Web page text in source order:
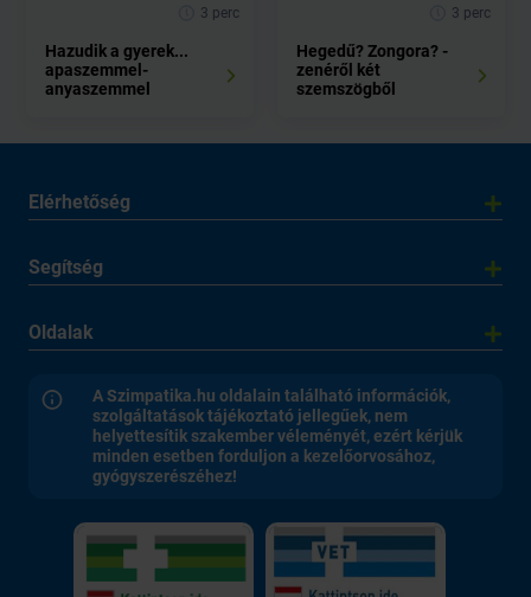
3 perc
Hazudik a gyerek...
apaszemmel-
anyaszemmel
3 perc
Hegedű? Zongora? -
zenéről két
szemszögből
Elérhetőség
Segítség
Oldalak
A Szimpatika.hu oldalain található információk,
szolgáltatások tájékoztató jellegűek, nem
helyettesítik szakember véleményét, ezért kérjük
minden esetben forduljon a kezelőorvosához,
gyógyszerészéhez!